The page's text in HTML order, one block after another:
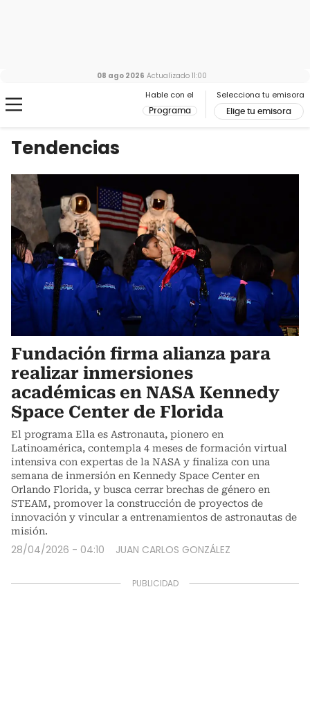
Hable con el
Programa
Selecciona tu emisora
Elige tu emisora
08 ago 2026 Actualizado 11:00
Tendencias
Fundación firma alianza para
realizar inmersiones
académicas en NASA Kennedy
Space Center de Florida
El programa Ella es Astronauta, pionero en
Latinoamérica, contempla 4 meses de formación virtual
intensiva con expertas de la NASA y finaliza con una
semana de inmersión en Kennedy Space Center en
Orlando Florida, y busca cerrar brechas de género en
STEAM, promover la construcción de proyectos de
innovación y vincular a entrenamientos de astronautas de
misión.
28/04/2026 - 04:10 JUAN CARLOS GONZÁLEZ